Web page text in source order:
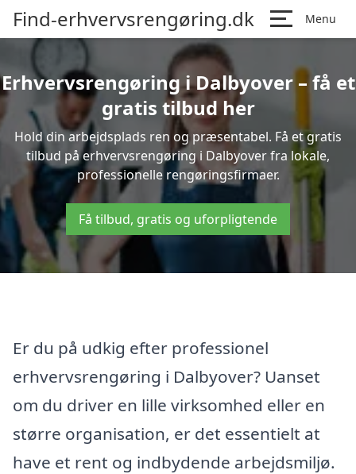
Find-erhvervsrengøring.dk Menu
Erhvervsrengøring i Dalbyover – få et
gratis tilbud her
Hold din arbejdsplads ren og præsentabel. Få et gratis
tilbud på erhvervsrengøring i Dalbyover fra lokale,
professionelle rengøringsfirmaer.
Få tilbud, gratis og uforpligtende
Er du på udkig efter professionel
erhvervsrengøring i Dalbyover? Uanset
om du driver en lille virksomhed eller en
større organisation, er det essentielt at
have et rent og indbydende arbejdsmiljø.